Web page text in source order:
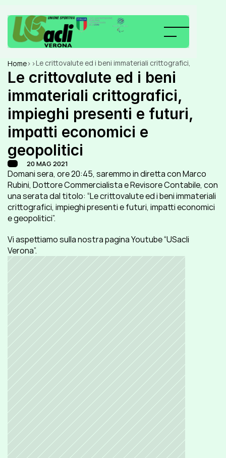
Home> >Le crittovalute ed i beni immateriali crittografici,
impieghi presenti e futuri, impatti economici e
geopolitici
Le crittovalute ed i beni
immateriali crittografici,
impieghi presenti e futuri,
impatti economici e
geopolitici
20 MAG 2021
Domani sera, ore 20:45, saremmo in diretta con Marco
Rubini, Dottore Commercialista e Revisore Contabile, con
una serata dal titolo: “Le crittovalute ed i beni immateriali
crittografici, impieghi presenti e futuri, impatti economici
e geopolitici”.
Vi aspettiamo sulla nostra pagina Youtube “USacli
Verona”.